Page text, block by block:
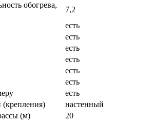
обогрева,
7,2
есть
есть
есть
есть
есть
есть
есть
(крепления)
настенный
(м)
20